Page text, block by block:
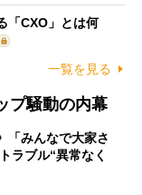
「CXO」とは何
一覧を見る
プ騒動の内幕
「みんなで大家さ
ラブル“異常なく